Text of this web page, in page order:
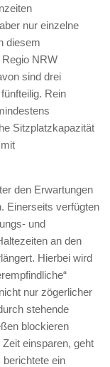
nur einzelne
diesem
NRW
sind drei
Rein
Sitzplatzkapazität
den Erwartungen
Einerseits verfügten
und
an den
Hierbei wird
nur zögerlicher
stehende
blockieren
einsparen, geht
berichtete ein